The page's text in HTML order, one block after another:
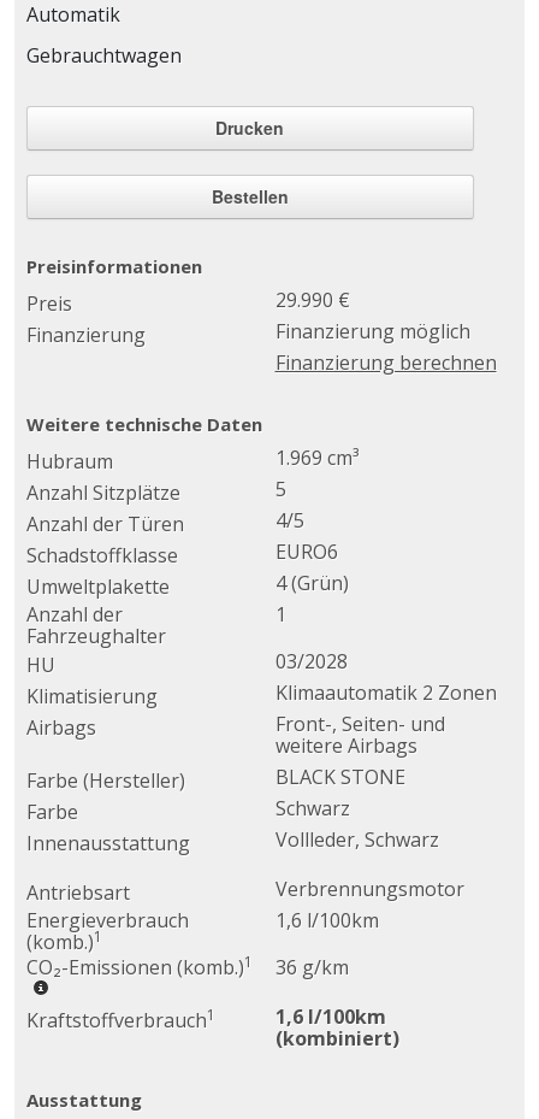
Automatik
Gebrauchtwagen
Drucken
Bestellen
Preisinformationen
Preis
29.990 €
Finanzierung
Finanzierung möglich
Finanzierung berechnen
Weitere technische Daten
Hubraum
1.969 cm³
Anzahl Sitzplätze
5
Anzahl der Türen
4/5
Schadstoffklasse
EURO6
Umweltplakette
4 (Grün)
Anzahl der
Fahrzeughalter
1
HU
03/2028
Klimatisierung
Klimaautomatik 2 Zonen
Airbags
Front-, Seiten- und
weitere Airbags
Farbe (Hersteller)
BLACK STONE
Farbe
Schwarz
Innenausstattung
Vollleder, Schwarz
Antriebsart
Verbrennungsmotor
Energieverbrauch
(komb.)1
1,6 l/100km
CO₂-Emissionen (komb.)1
36 g/km
Kraftstoffverbrauch1
1,6 l/100km
(kombiniert)
Ausstattung